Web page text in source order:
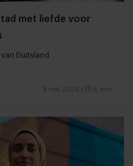
met liefde voor
Duitsland
8 mei 2026 6 min